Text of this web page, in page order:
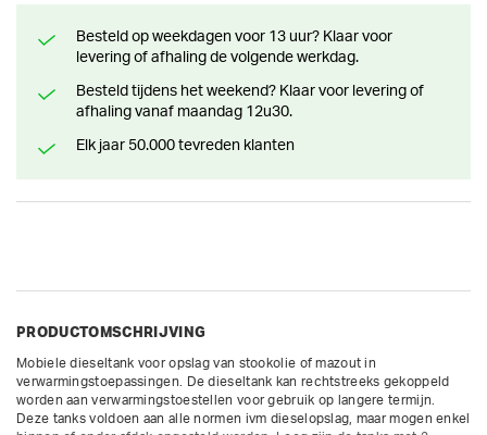
Besteld op weekdagen voor 13 uur? Klaar voor
levering of afhaling de volgende werkdag.
Besteld tijdens het weekend? Klaar voor levering of
afhaling vanaf maandag 12u30.
Elk jaar 50.000 tevreden klanten
PRODUCTOMSCHRIJVING
Mobiele dieseltank voor opslag van stookolie of mazout in
verwarmingstoepassingen. De dieseltank kan rechtstreeks gekoppeld
worden aan verwarmingstoestellen voor gebruik op langere termijn.
Deze tanks voldoen aan alle normen ivm dieselopslag, maar mogen enkel